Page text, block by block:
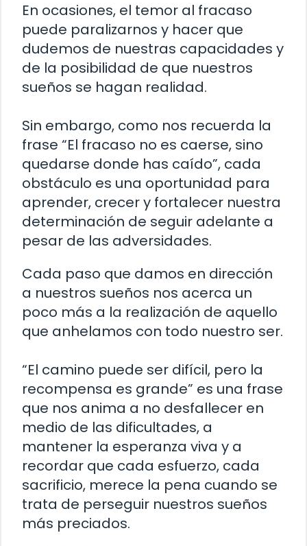
En ocasiones, el temor al fracaso
puede paralizarnos y hacer que
dudemos de nuestras capacidades y
de la posibilidad de que nuestros
sueños se hagan realidad.
Sin embargo, como nos recuerda la
frase “El fracaso no es caerse, sino
quedarse donde has caído”, cada
obstáculo es una oportunidad para
aprender, crecer y fortalecer nuestra
determinación de seguir adelante a
pesar de las adversidades.
Cada paso que damos en dirección
a nuestros sueños nos acerca un
poco más a la realización de aquello
que anhelamos con todo nuestro ser.
“El camino puede ser difícil, pero la
recompensa es grande” es una frase
que nos anima a no desfallecer en
medio de las dificultades, a
mantener la esperanza viva y a
recordar que cada esfuerzo, cada
sacrificio, merece la pena cuando se
trata de perseguir nuestros sueños
más preciados.